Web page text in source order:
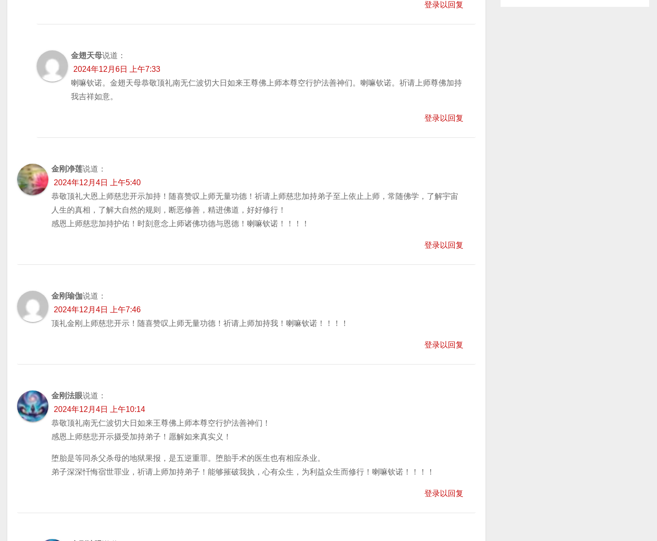
登录以回复
金翅天母说道：
2024年12月6日 上午7:33
喇嘛钦诺。金翅天母恭敬顶礼南无仁波切大日如来王尊佛上师本尊空行护法善神们。喇嘛钦诺。祈请上师尊佛加持
我吉祥如意。
登录以回复
金刚净莲说道：
2024年12月4日 上午5:40
恭敬顶礼大恩上师慈悲开示加持！随喜赞叹上师无量功德！祈请上师慈悲加持弟子至上依止上师，常随佛学，了解宇宙
人生的真相，了解大自然的规则，断恶修善，精进佛道，好好修行！
感恩上师慈悲加持护佑！时刻意念上师诸佛功德与恩德！喇嘛钦诺！！！！
登录以回复
金刚瑜伽说道：
2024年12月4日 上午7:46
顶礼金刚上师慈悲开示！随喜赞叹上师无量功德！祈请上师加持我！喇嘛钦诺！！！！
登录以回复
金刚法眼说道：
2024年12月4日 上午10:14
恭敬顶礼南无仁波切大日如来王尊佛上师本尊空行护法善神们！
感恩上师慈悲开示摄受加持弟子！愿解如来真实义！
堕胎是等同杀父杀母的地狱果报，是五逆重罪。堕胎手术的医生也有相应杀业。
弟子深深忏悔宿世罪业，祈请上师加持弟子！能够摧破我执，心有众生，为利益众生而修行！喇嘛钦诺！！！！
登录以回复